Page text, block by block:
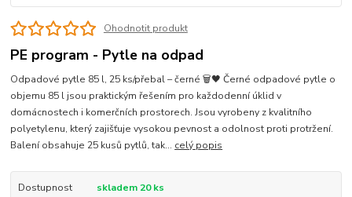
Ohodnotit produkt
PE program - Pytle na odpad
Odpadové pytle 85 l, 25 ks/přebal – černé 🗑️🖤 Černé odpadové pytle o
objemu 85 l jsou praktickým řešením pro každodenní úklid v
domácnostech i komerčních prostorech. Jsou vyrobeny z kvalitního
polyetylenu, který zajišťuje vysokou pevnost a odolnost proti protržení.
Balení obsahuje 25 kusů pytlů, tak... celý popis
Dostupnost
skladem 20 ks